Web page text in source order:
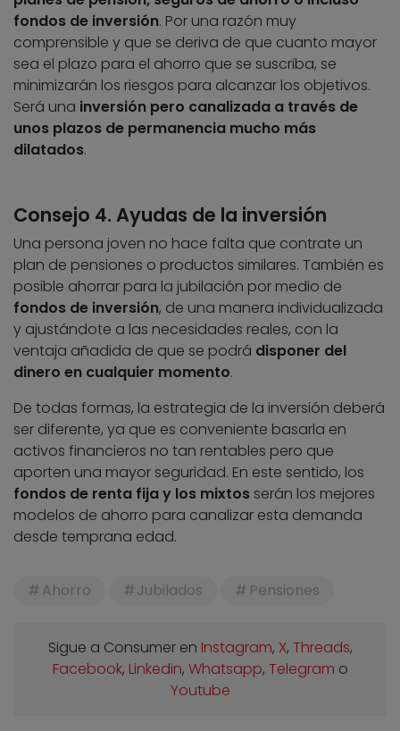
fondos de inversión. Por una razón muy
comprensible y que se deriva de que cuanto mayor
sea el plazo para el ahorro que se suscriba, se
minimizarán los riesgos para alcanzar los objetivos.
Será una inversión pero canalizada a través de
unos plazos de permanencia mucho más
dilatados.
Consejo 4. Ayudas de la inversión
Una persona joven no hace falta que contrate un
plan de pensiones o productos similares. También es
posible ahorrar para la jubilación por medio de
fondos de inversión, de una manera individualizada
y ajustándote a las necesidades reales, con la
ventaja añadida de que se podrá disponer del
dinero en cualquier momento.
De todas formas, la estrategia de la inversión deberá
ser diferente, ya que es conveniente basarla en
activos financieros no tan rentables pero que
aporten una mayor seguridad. En este sentido, los
fondos de renta fija y los mixtos serán los mejores
modelos de ahorro para canalizar esta demanda
desde temprana edad.
Ahorro Jubilados Pensiones
Sigue a Consumer en Instagram, X, Threads,
Facebook, Linkedin, Whatsapp, Telegram o
Youtube